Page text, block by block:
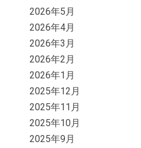
2026年5月
2026年4月
2026年3月
2026年2月
2026年1月
2025年12月
2025年11月
2025年10月
2025年9月